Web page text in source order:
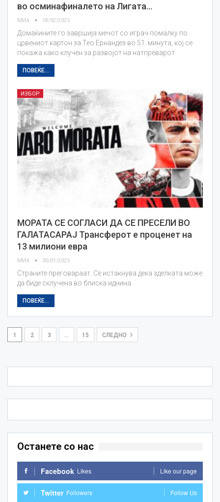
во осминафиналето на Лигата…
МИА 18/02/2025
Домаќините го завршија мечот со играч помалку по
црвениот картон за Тео Ернандез во 51. минута, кој се
покажа како клучен за развојот на натпреварот.
ПОВЕЌЕ...
ИЗБОР
МОРАТА СЕ СОГЛАСИ ДА СЕ ПРЕСЕЛИ ВО
ГАЛАТАСАРАЈ Трансферот е проценет на
13 милиони евра
МИА 30/01/2025
Страните преговараат. Се истакнува дека зделката може
да биде склучена во блиска иднина.
ПОВЕЌЕ...
1 2 3 15 СЛЕДНО
Останете со нас
Facebook Likes Like our page
Twitter Followers Follow Us